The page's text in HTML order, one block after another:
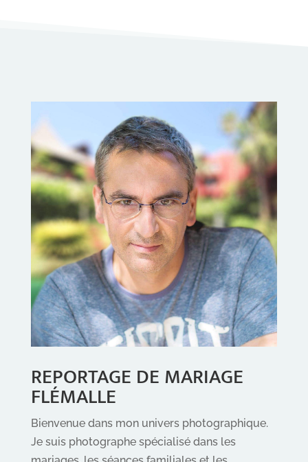
REPORTAGE DE MARIAGE
FLÉMALLE
Bienvenue dans mon univers photographique.
Je suis photographe spécialisé dans les